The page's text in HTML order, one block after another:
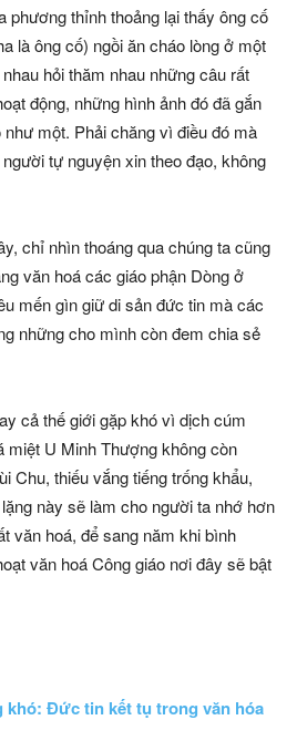
phương thỉnh thoảng lại thấy ông cố
là ông cố) ngồi ăn cháo lòng ở một
hỏi thăm nhau những câu rất
động, những hình ảnh đó đã gắn
một. Phải chăng vì điều đó mà
tự nguyện xin theo đạo, không
chỉ nhìn thoáng qua chúng ta cũng
văn hoá các giáo phận Dòng ở
mến gìn giữ di sản đức tin mà các
những cho mình còn đem chia sẻ
cả thế giới gặp khó vì dịch cúm
miệt U Minh Thượng không còn
Chu, thiếu vắng tiếng trống khẩu,
này sẽ làm cho người ta nhớ hơn
văn hoá, để sang năm khi bình
văn hoá Công giáo nơi đây sẽ bật
khó: Đức tin kết tụ trong văn hóa